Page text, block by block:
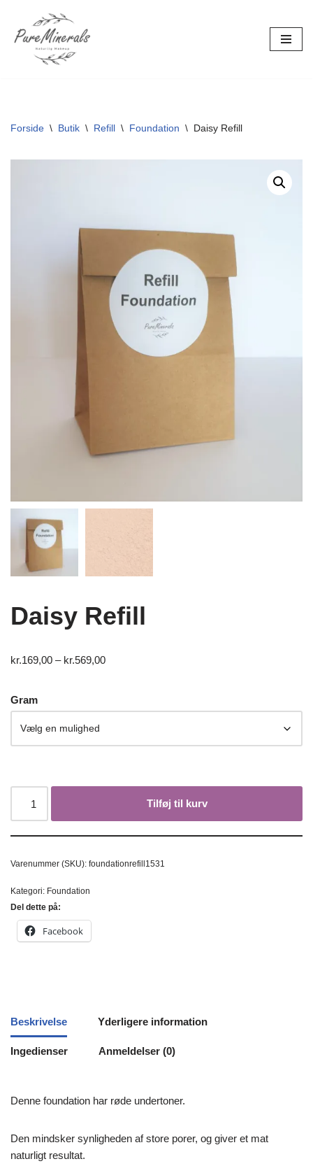
Spring
Forside \ Butik \ Refill \ Foundation \ Daisy Refill
Daisy Refill
kr.169,00 – kr.569,00
Gram
Tilføj til kurv
Varenummer (SKU): foundationrefill1531
Kategori: Foundation
Del dette på:
Facebook
Beskrivelse Yderligere information
Ingedienser Anmeldelser (0)
Denne foundation har røde undertoner.
Den mindsker synligheden af store porer, og giver et mat
naturligt resultat.